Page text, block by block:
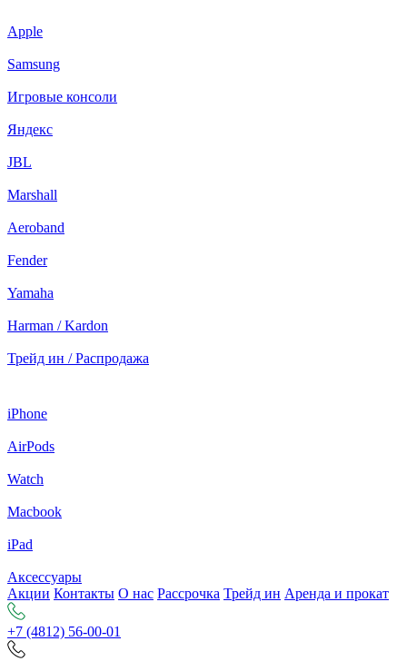
Apple
Samsung
Игровые консоли
Яндекс
JBL
Marshall
Aeroband
Fender
Yamaha
Harman / Kardon
Трейд ин / Распродажа
iPhone
AirPods
Watch
Macbook
iPad
Аксессуары
Акции Контакты О нас Рассрочка Трейд ин Аренда и прокат
+7 (4812) 56-00-01